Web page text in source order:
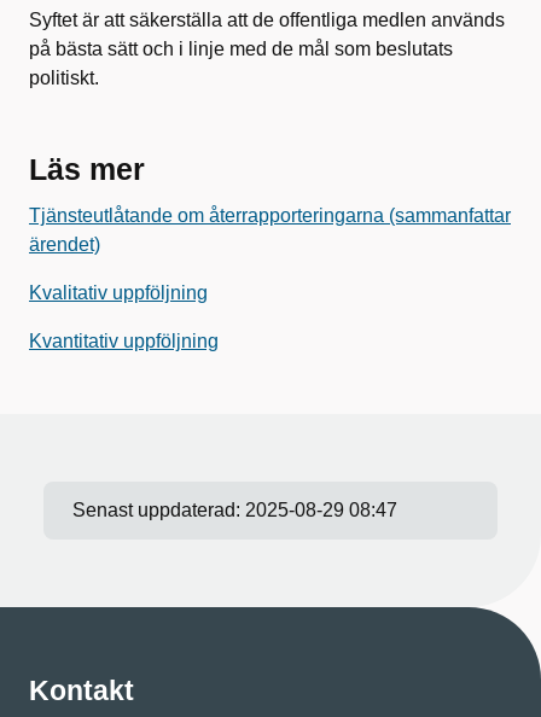
Syftet är att säkerställa att de offentliga medlen används
på bästa sätt och i linje med de mål som beslutats
politiskt.
Läs mer
Tjänsteutlåtande om återrapporteringarna (sammanfattar
ärendet)
Kvalitativ uppföljning
Kvantitativ uppföljning
Senast uppdaterad: 2025-08-29 08:47
Kontakt